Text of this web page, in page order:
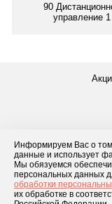
Информируем Вас о
данные и использует
Мы обязуемся
персональных данных
обработки
их обработке в
90
управление 1
Контакты
Посмотреть
Каталог товаров О